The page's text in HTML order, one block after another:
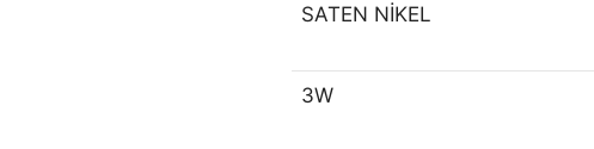
SATEN NİKEL
3W